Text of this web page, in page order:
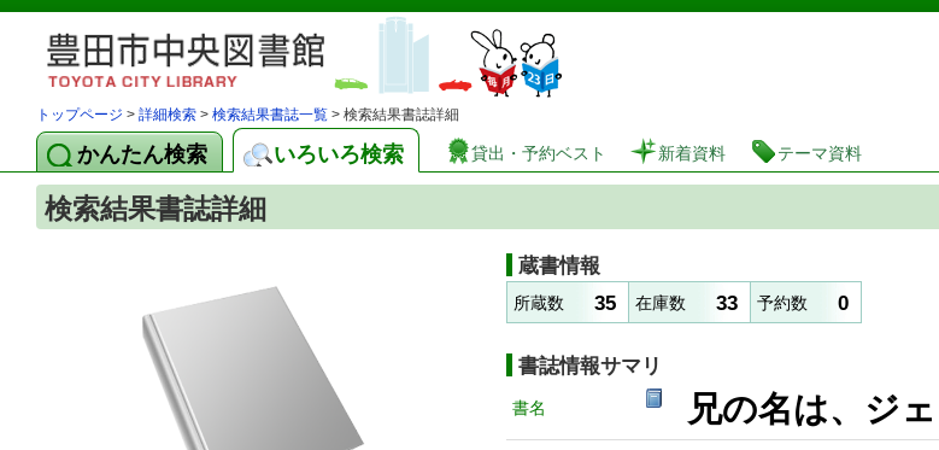
図書館 蔵書検索・予約システム
トップページ > 詳細検索 > 検索結果書誌一覧 > 検索結果書誌詳細
かんたん検索 いろいろ検索 貸出・予約ベスト 新着資料 テーマ資料
検索結果書誌詳細
蔵書情報
所蔵数 35 在庫数 33 予約数 0
書誌情報サマリ
書名 兄の名は、ジ